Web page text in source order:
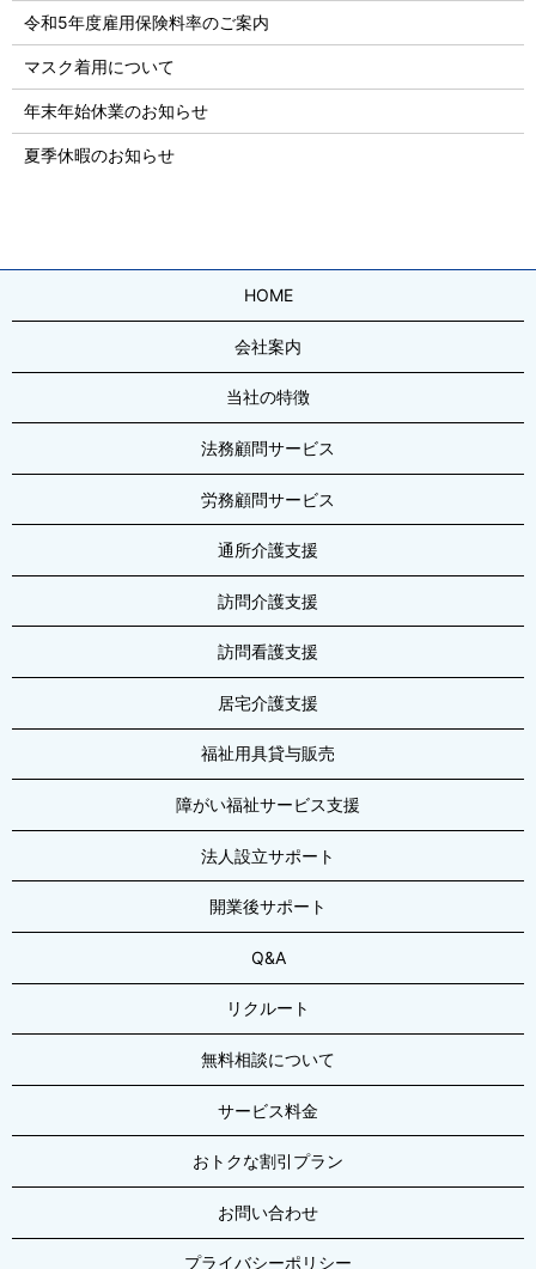
令和5年度雇用保険料率のご案内
マスク着用について
年末年始休業のお知らせ
夏季休暇のお知らせ
HOME
会社案内
当社の特徴
法務顧問サービス
労務顧問サービス
通所介護支援
訪問介護支援
訪問看護支援
居宅介護支援
福祉用具貸与販売
障がい福祉サービス支援
法人設立サポート
開業後サポート
Q&A
リクルート
無料相談について
サービス料金
おトクな割引プラン
お問い合わせ
プライバシーポリシー